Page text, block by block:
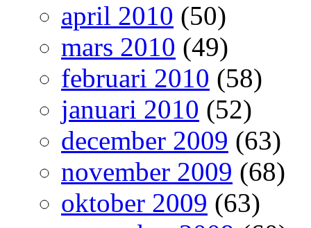
april 2010 (50)
mars 2010 (49)
februari 2010 (58)
januari 2010 (52)
december 2009 (63)
november 2009 (68)
oktober 2009 (63)